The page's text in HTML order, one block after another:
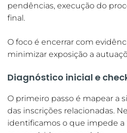
pendências, execução do
final.
O foco é encerrar com
minimizar exposição a
Diagnóstico inicial e
O primeiro passo é mapear a
das inscrições relacionadas.
identificamos o que impede a